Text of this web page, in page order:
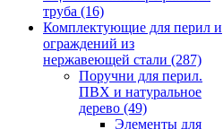
труба (16)
Комплектующие для перил и
ограждений из
нержавеющей стали (287)
Поручни для перил.
ПВХ и натуральное
дерево (49)
Элементы для